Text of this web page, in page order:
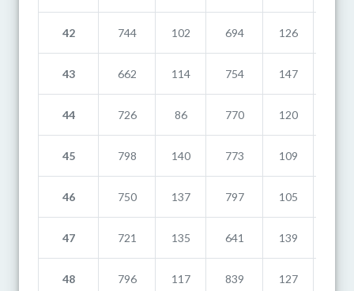
42 744 102 694 126
43 662 114 754 147
44 726 86 770 120
45 798 140 773 109
46 750 137 797 105
47 721 135 641 139
48 796 117 839 127